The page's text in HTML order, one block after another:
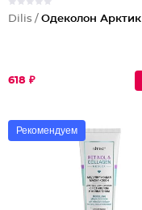
Dilis / Одеколон Арктик
618 ₽
Рекомендуем